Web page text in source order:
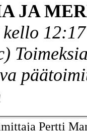
JA
12:17
Pertti